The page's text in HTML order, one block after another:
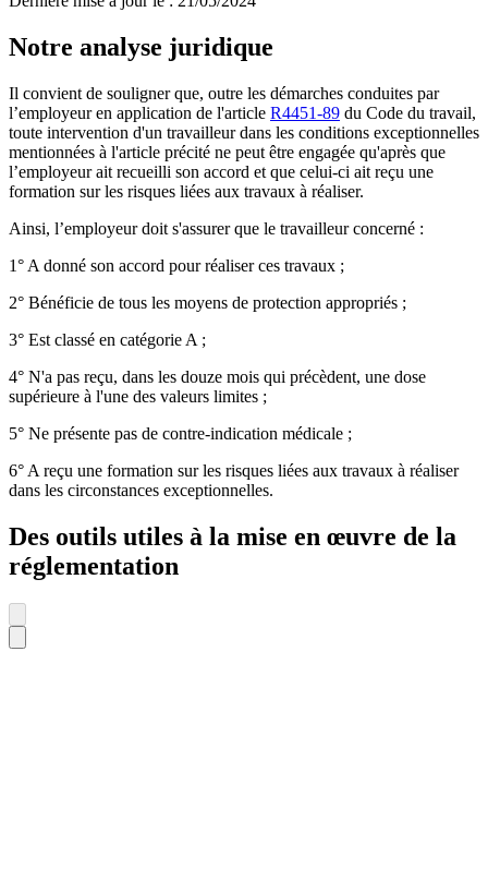
Notre analyse juridique
Il convient de souligner que, outre les démarches conduites par
l’employeur en application de l'article R4451-89 du Code du travail,
toute intervention d'un travailleur dans les conditions exceptionnelles
mentionnées à l'article précité ne peut être engagée qu'après que
l’employeur ait recueilli son accord et que celui-ci ait reçu une
formation sur les risques liées aux travaux à réaliser.
Ainsi, l’employeur doit s'assurer que le travailleur concerné :
1° A donné son accord pour réaliser ces travaux ;
2° Bénéficie de tous les moyens de protection appropriés ;
3° Est classé en catégorie A ;
4° N'a pas reçu, dans les douze mois qui précèdent, une dose
supérieure à l'une des valeurs limites ;
5° Ne présente pas de contre-indication médicale ;
6° A reçu une formation sur les risques liées aux travaux à réaliser
dans les circonstances exceptionnelles.
Des outils utiles à la mise en œuvre de la
réglementation